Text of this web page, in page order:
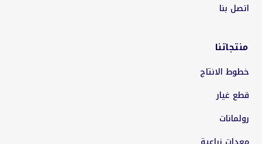
اتصل بنا
منتجاتنا
خطوط الانتاج
قطع غيار
رولمانات